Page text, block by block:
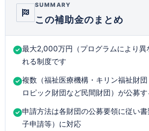
SUMMARY
この補助金のまとめ
最大2,000万円（プログラムにより異
れる制度です
複数（福祉医療機構・キリン福祉財
ロピック財団など民間財団）が公募
申請方法は各財団の公募要領に従い
子申請等）に対応